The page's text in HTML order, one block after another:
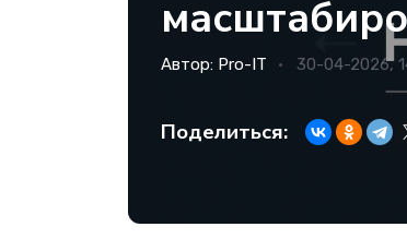
Автор: Pro-IT 30-04-2026,
Поделиться: